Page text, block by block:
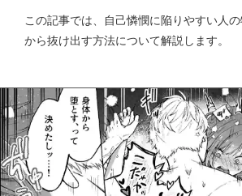
この記事では、自己憐憫に陥りやすい人
から抜け出す方法について解説します。